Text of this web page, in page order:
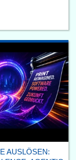
AUSLÖSEN: